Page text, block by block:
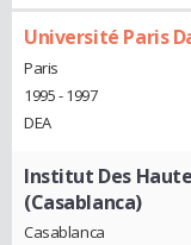
Université Paris
Paris
1995 - 1997
DEA
Institut Des
(Casablanca)
Casablanca